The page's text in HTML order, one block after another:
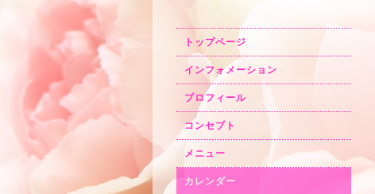
トップページ
インフォメーション
プロフィール
コンセプト
メニュー
カレンダー